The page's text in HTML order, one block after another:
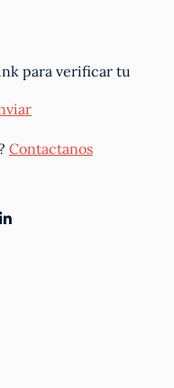
para verificar tu
Contactanos